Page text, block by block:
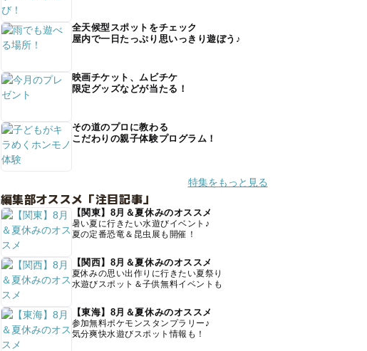
全天候型スポットをチェック
屋内で一日たっぷり思いっきり遊ぼう♪
映画チケット、ムビチケ
限定グッズなどが当たる！
その道のプロに教わる
こだわりの親子体験プログラム！
特集をもっと見る
編集部オススメ「注目記事」
【関東】8月＆夏休みのオススメ
暑い夏に行きたい水遊びイベント♪
夏の定番恐竜＆昆虫展も開催！
【関西】8月＆夏休みのオススメ
夏休みの思い出作りに行きたい夏祭り
水遊びスポット＆子供無料イベントも
【東海】8月＆夏休みのオススメ
参加無料ポケモンスタンプラリー♪
気分爽快水遊びスポット情報も！